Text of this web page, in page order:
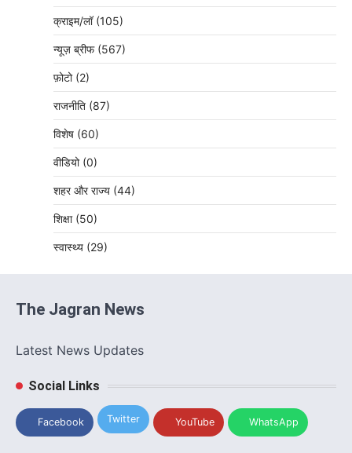
क्राइम/लॉ (105)
न्यूज़ ब्रीफ (567)
फ़ोटो (2)
राजनीति (87)
विशेष (60)
वीडियो (0)
शहर और राज्य (44)
शिक्षा (50)
स्वास्थ्य (29)
The Jagran News
Latest News Updates
Social Links
Facebook Twitter YouTube WhatsApp